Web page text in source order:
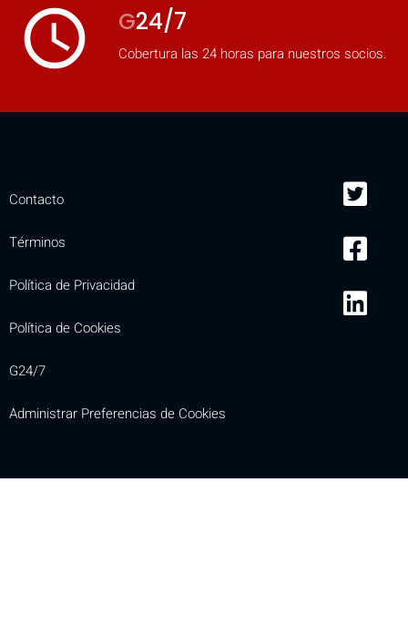
access_time G24/7
Cobertura las 24 horas para nuestros socios.
Contacto
Términos
Política de Privacidad
Política de Cookies
G24/7
Administrar Preferencias de Cookies